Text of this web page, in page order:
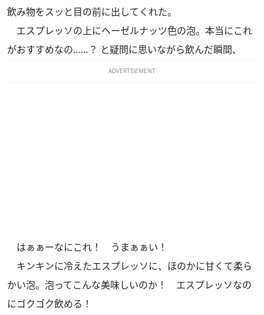
飲み物をスッと目の前に出してくれた。
エスプレッソの上にヘーゼルナッツ色の泡。本当にこれ
がおすすめなの……？ と疑問に思いながら飲んだ瞬間、
ADVERTISEMENT
はぁぁーなにこれ！ うまぁぁい！
キンキンに冷えたエスプレッソに、ほのかに甘くて柔ら
かい泡。泡ってこんな美味しいのか！ エスプレッソなの
にゴクゴク飲める！